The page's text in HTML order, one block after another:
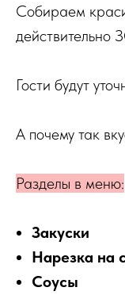
Собираем
действительно
Гости будут
А почему так
Разделы в меню:
Закуски
Нарезка на
Соусы